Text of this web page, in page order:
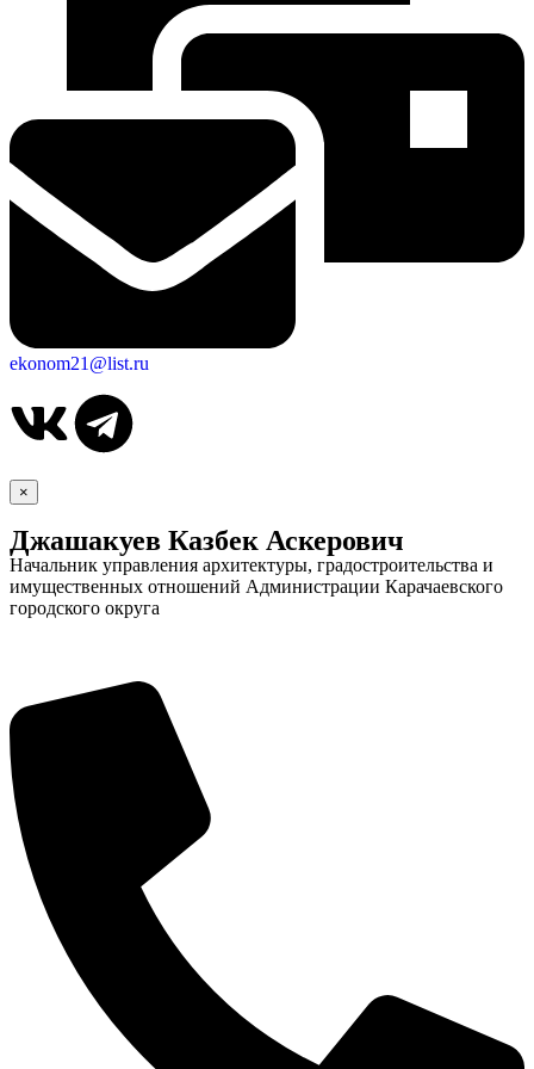
Дума
ekonom21@list.ru
×
Джашакуев Казбек Аскерович
Начальник управления архитектуры, градостроительства и
имущественных отношений Администрации Карачаевского
городского округа